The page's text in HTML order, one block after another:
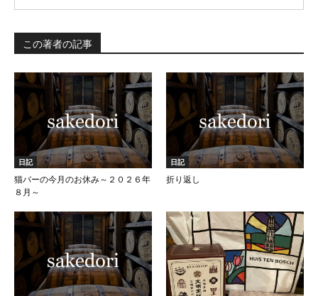
この著者の記事
日記
猫バーの今月のお休み～２０２６年
８月～
日記
折り返し